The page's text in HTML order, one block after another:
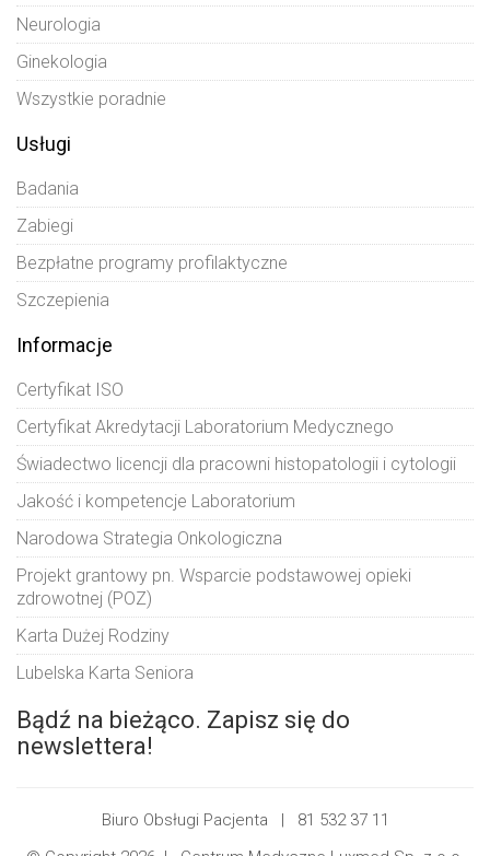
Neurologia
Ginekologia
Wszystkie poradnie
Usługi
Badania
Zabiegi
Bezpłatne programy profilaktyczne
Szczepienia
Informacje
Certyfikat ISO
Certyfikat Akredytacji Laboratorium Medycznego
Świadectwo licencji dla pracowni histopatologii i cytologii
Jakość i kompetencje Laboratorium
Narodowa Strategia Onkologiczna
Projekt grantowy pn. Wsparcie podstawowej opieki
zdrowotnej (POZ)
Karta Dużej Rodziny
Lubelska Karta Seniora
Bądź na bieżąco. Zapisz się do
newslettera!
Biuro Obsługi Pacjenta | 81 532 37 11